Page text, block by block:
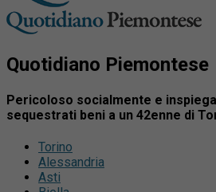
Quotidiano Piemontese
Pericoloso socialmente e
sequestrati beni a un 42enne di
Torino
Alessandria
Asti